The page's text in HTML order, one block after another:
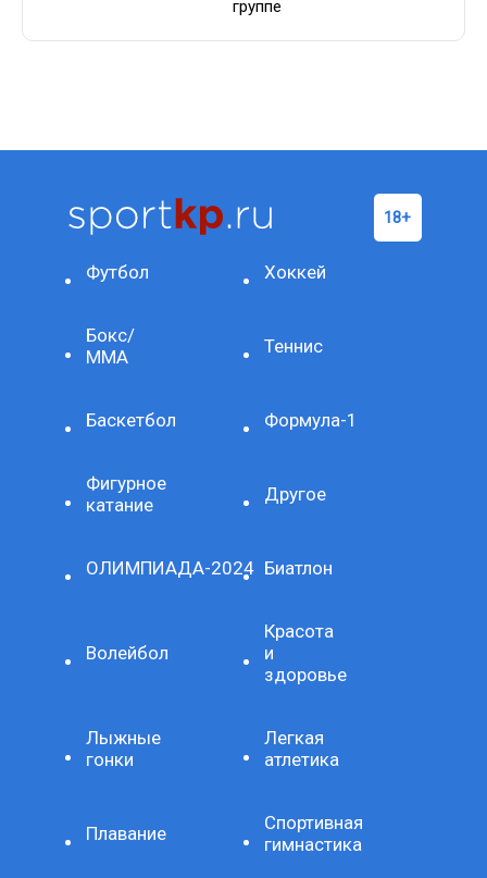
группе
Футбол Хоккей
Бокс/
ММА
Теннис
Баскетбол Формула-1
Фигурное
катание
Другое
ОЛИМПИАДА-2024 Биатлон
Волейбол
Красота
и
здоровье
Лыжные
гонки
Легкая
атлетика
Плавание
Спортивная
гимнастика